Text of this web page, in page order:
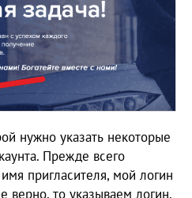
нужно указать некоторые
Прежде всего
пригласителя, мой логин
верно, то указываем логин,